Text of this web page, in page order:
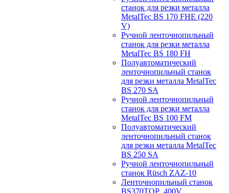
станок для резки металла
MetalTec BS 170 FHE (220
V)
Ручной ленточнопильный
станок для резки металла
MetalTec BS 180 FH
Полуавтоматический
ленточнопильный станок
для резки металла MetalTec
BS 270 SA
Ручной ленточнопильный
станок для резки металла
MetalTec BS 100 FM
Полуавтоматический
ленточнопильный станок
для резки металла MetalTec
BS 250 SA
Ручной ленточнопильный
станок Rüsch ZAZ-10
Ленточнопильный станок
BS370TOP_400V